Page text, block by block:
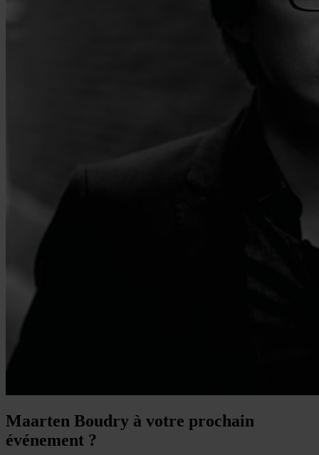
Maarten Boudry à votre prochain
événement ?